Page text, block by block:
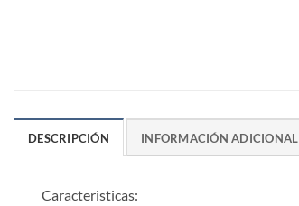
DESCRIPCIÓN INFORMACIÓN ADICIONAL
Caracteristicas: